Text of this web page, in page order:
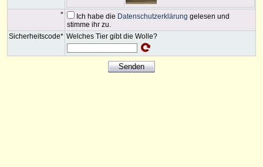
* Ich habe die Datenschutzerklärung gelesen und
stimme ihr zu.
Sicherheitscode* Welches Tier gibt die Wolle?